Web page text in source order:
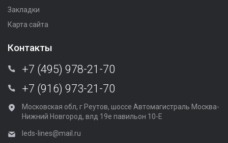
Закладки
Карта сайта
Контакты
+7 (495) 978-21-70
+7 (916) 973-21-70
Московская обл, г Реутов, шоссе Автомагистраль Москва-
Нижний Новгород, влд 19е павильон 10-Е
leds-lines@mail.ru